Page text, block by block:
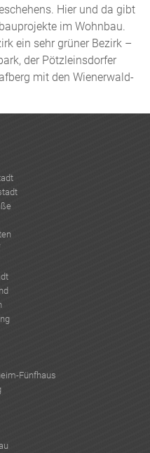
Hier und da gibt
im Wohnbau.
ein sehr grüner Bezirk –
der Pötzleinsdorfer
mit den Wienerwald-
Fünfhaus